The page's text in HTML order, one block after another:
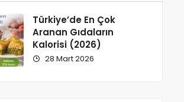
Türkiye’de En Çok
Aranan Gıdaların
Kalorisi (2026)
28 Mart 2026